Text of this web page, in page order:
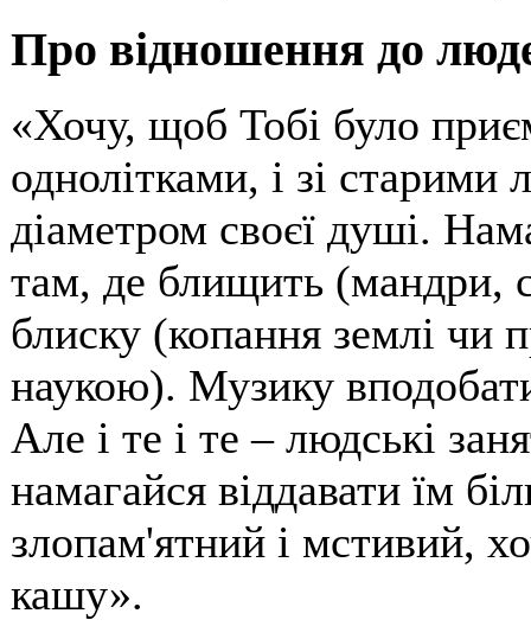
Про відношення до
«Хочу, щоб Тобі було
однолітками, і зі
діаметром своєї душі.
там, де блищить (мандри,
блиску (копання землі чи
наукою). Музику
Але і те і те – людські
намагайся віддавати їм
злопам'ятний і мстивий,
кашу».